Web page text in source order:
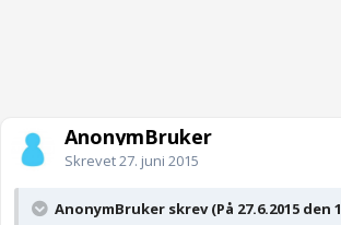
AnonymBruker
Skrevet27. juni 2015
AnonymBruker skrev (På 27.6.2015 den